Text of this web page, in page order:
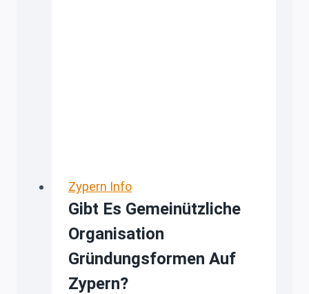
es
zu
laufen
Zypern Info
Gibt Es Gemeinützliche
Organisation
Gründungsformen Auf
Zypern?